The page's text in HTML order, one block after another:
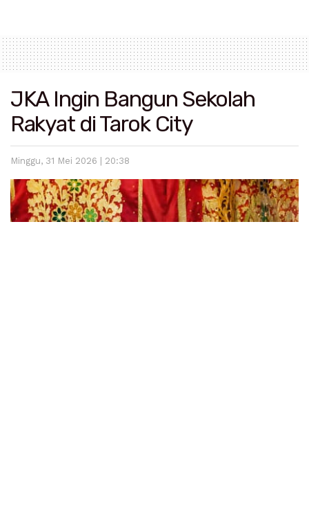
JKA Ingin Bangun Sekolah
Rakyat di Tarok City
Minggu, 31 Mei 2026 | 20:38